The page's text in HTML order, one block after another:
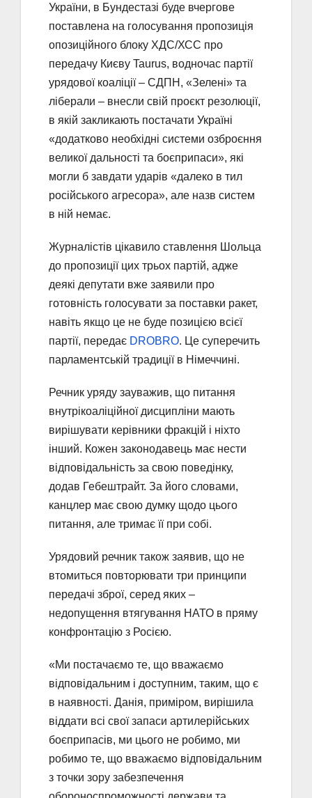
України, в Бундестазі буде вчергове
поставлена на голосування пропозиція
опозиційного блоку ХДС/ХСС про
передачу Києву Taurus, водночас партії
урядової коаліції – СДПН, «Зелені» та
ліберали – внесли свій проєкт резолюції,
в якій закликають постачати Україні
«додатково необхідні системи озброєння
великої дальності та боєприпаси», які
могли б завдати ударів «далеко в тил
російського агресора», але назв систем
в ній немає.
Журналістів цікавило ставлення Шольца
до пропозиції цих трьох партій, адже
деякі депутати вже заявили про
готовність голосувати за поставки ракет,
навіть якщо це не буде позицією всієї
партії, передає DROBRO. Це суперечить
парламентській традиції в Німеччині.
Речник уряду зауважив, що питання
внутрікоаліційної дисципліни мають
вирішувати керівники фракцій і ніхто
інший. Кожен законодавець має нести
відповідальність за свою поведінку,
додав Гебештрайт. За його словами,
канцлер має свою думку щодо цього
питання, але тримає її при собі.
Урядовий речник також заявив, що не
втомиться повторювати три принципи
передачі зброї, серед яких –
недопущення втягування НАТО в пряму
конфронтацію з Росією.
«Ми постачаємо те, що вважаємо
відповідальним і доступним, таким, що є
в наявності. Данія, приміром, вирішила
віддати всі свої запаси артилерійських
боєприпасів, ми цього не робимо, ми
робимо те, що вважаємо відповідальним
з точки зору забезпечення